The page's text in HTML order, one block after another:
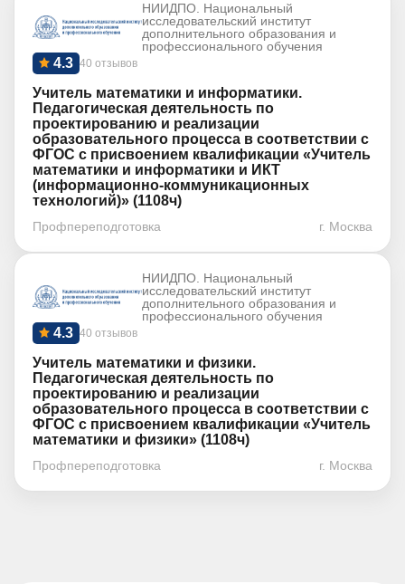
НИИДПО. Национальный
исследовательский институт
дополнительного образования и
профессионального обучения
40 отзывов
4.3
Учитель математики и информатики.
Педагогическая деятельность по
проектированию и реализации
образовательного процесса в соответствии с
ФГОС с присвоением квалификации «Учитель
математики и информатики и ИКТ
(информационно-коммуникационных
технологий)» (1108ч)
Профпереподготовка г. Москва
НИИДПО. Национальный
исследовательский институт
дополнительного образования и
профессионального обучения
40 отзывов
4.3
Учитель математики и физики.
Педагогическая деятельность по
проектированию и реализации
образовательного процесса в соответствии с
ФГОС с присвоением квалификации «Учитель
математики и физики» (1108ч)
Профпереподготовка г. Москва